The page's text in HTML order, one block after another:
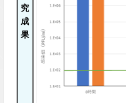
究
成
果